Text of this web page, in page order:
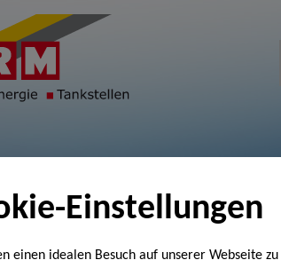
Einstellungen
einen idealen Besuch auf unserer Webseite